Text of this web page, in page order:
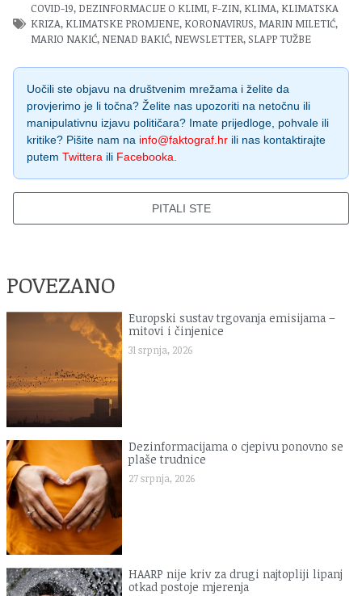
COVID-19, DEZINFORMACIJE O KLIMI, F-ZIN, KLIMA, KLIMATSKA
KRIZA, KLIMATSKE PROMJENE, KORONAVIRUS, MARIN MILETIĆ,
MARIO NAKIĆ, NENAD BAKIĆ, NEWSLETTER, SLAPP TUŽBE
Uočili ste objavu na društvenim mrežama i želite da
provjerimo je li točna? Želite nas upozoriti na netočnu ili
manipulativnu izjavu političara? Imate prijedloge, pohvale ili
kritike? Pišite nam na info@faktograf.hr ili nas kontaktirajte
putem Twittera ili Facebooka.
PITALI STE
POVEZANO
Europski sustav trgovanja emisijama –
mitovi i činjenice
31 srpnja, 2026
Dezinformacijama o cjepivu ponovno se
plaše trudnice
27 srpnja, 2026
HAARP nije kriv za drugi najtopliji lipanj
otkad postoje mjerenja